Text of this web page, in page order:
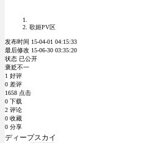
歌姬PV区
发布时间 15-04-01 04:15:33
最后修改 15-06-30 03:35:20
状态 已公开
褒贬不一
1 好评
0 差评
1658 点击
0 下载
2 评论
0 收藏
0 分享
ディープスカイ